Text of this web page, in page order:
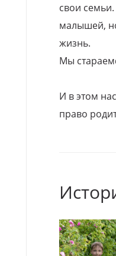
свои
малышей,
жизнь.
Мы
И в этом
право